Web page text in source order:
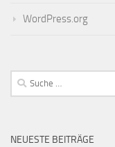
WordPress.org
Suche
nach:
NEUESTE BEITRÄGE